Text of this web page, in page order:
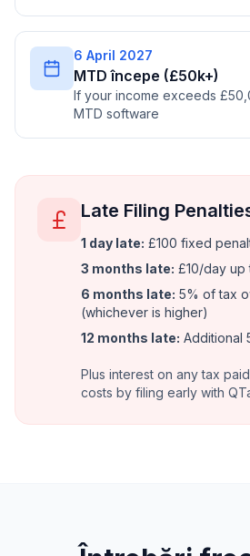
6 April 2027
MTD începe (£50k+)
If your income exceeds
MTD software
Late Filing
1 day late: £100 fixed
3 months late: £10/day up
6 months late: 5% of tax
(whichever is higher)
12 months late: Additional
Plus interest on any tax
costs by filing early with